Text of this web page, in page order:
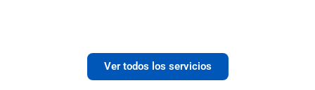
Ver todos los servicios